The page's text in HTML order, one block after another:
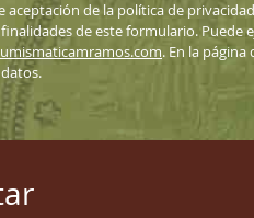
aceptación de la política de
de este formulario. Puede
. En la página